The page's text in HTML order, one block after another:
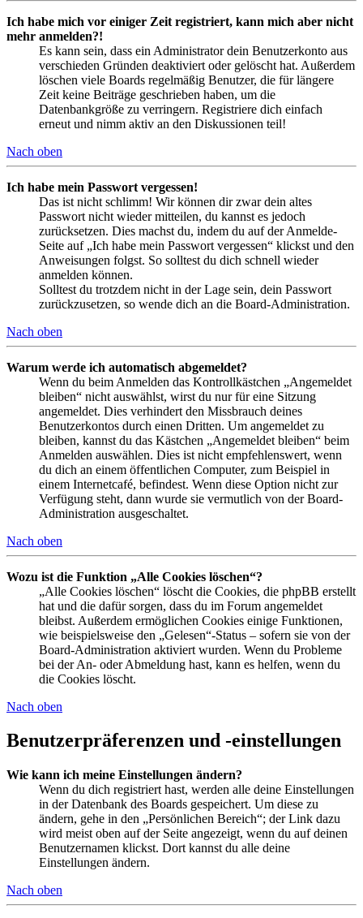
Ich habe mich vor einiger Zeit registriert, kann mich aber nicht
mehr anmelden?!
Es kann sein, dass ein Administrator dein Benutzerkonto aus
verschieden Gründen deaktiviert oder gelöscht hat. Außerdem
löschen viele Boards regelmäßig Benutzer, die für längere
Zeit keine Beiträge geschrieben haben, um die
Datenbankgröße zu verringern. Registriere dich einfach
erneut und nimm aktiv an den Diskussionen teil!
Nach oben
Ich habe mein Passwort vergessen!
Das ist nicht schlimm! Wir können dir zwar dein altes
Passwort nicht wieder mitteilen, du kannst es jedoch
zurücksetzen. Dies machst du, indem du auf der Anmelde-
Seite auf „Ich habe mein Passwort vergessen“ klickst und den
Anweisungen folgst. So solltest du dich schnell wieder
anmelden können.
Solltest du trotzdem nicht in der Lage sein, dein Passwort
zurückzusetzen, so wende dich an die Board-Administration.
Nach oben
Warum werde ich automatisch abgemeldet?
Wenn du beim Anmelden das Kontrollkästchen „Angemeldet
bleiben“ nicht auswählst, wirst du nur für eine Sitzung
angemeldet. Dies verhindert den Missbrauch deines
Benutzerkontos durch einen Dritten. Um angemeldet zu
bleiben, kannst du das Kästchen „Angemeldet bleiben“ beim
Anmelden auswählen. Dies ist nicht empfehlenswert, wenn
du dich an einem öffentlichen Computer, zum Beispiel in
einem Internetcafé, befindest. Wenn diese Option nicht zur
Verfügung steht, dann wurde sie vermutlich von der Board-
Administration ausgeschaltet.
Nach oben
Wozu ist die Funktion „Alle Cookies löschen“?
„Alle Cookies löschen“ löscht die Cookies, die phpBB erstellt
hat und die dafür sorgen, dass du im Forum angemeldet
bleibst. Außerdem ermöglichen Cookies einige Funktionen,
wie beispielsweise den „Gelesen“-Status – sofern sie von der
Board-Administration aktiviert wurden. Wenn du Probleme
bei der An- oder Abmeldung hast, kann es helfen, wenn du
die Cookies löscht.
Nach oben
Benutzerpräferenzen und -einstellungen
Wie kann ich meine Einstellungen ändern?
Wenn du dich registriert hast, werden alle deine Einstellungen
in der Datenbank des Boards gespeichert. Um diese zu
ändern, gehe in den „Persönlichen Bereich“; der Link dazu
wird meist oben auf der Seite angezeigt, wenn du auf deinen
Benutzernamen klickst. Dort kannst du alle deine
Einstellungen ändern.
Nach oben